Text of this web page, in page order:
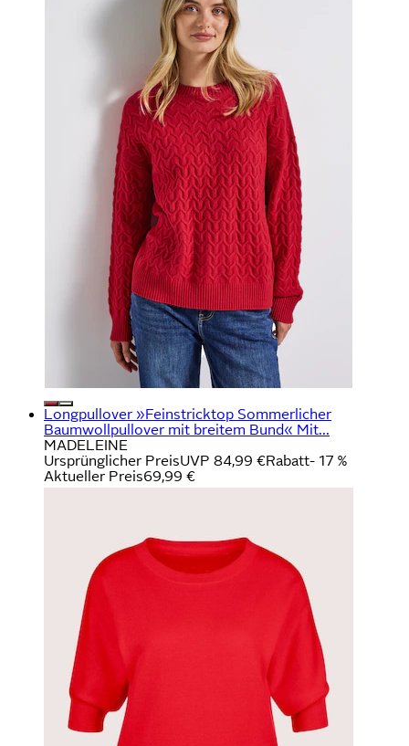
Longpullover »Feinstricktop Sommerlicher
Baumwollpullover mit breitem Bund« Mit...
MADELEINE
Ursprünglicher PreisUVP 84,99 €Rabatt- 17 %
Aktueller Preis69,99 €